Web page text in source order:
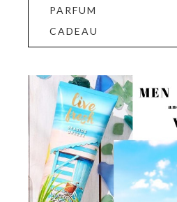
PARFUM
CADEAU